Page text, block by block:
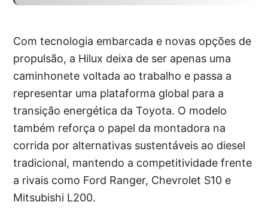
Com tecnologia embarcada e novas opções de
propulsão, a Hilux deixa de ser apenas uma
caminhonete voltada ao trabalho e passa a
representar uma plataforma global para a
transição energética da Toyota. O modelo
também reforça o papel da montadora na
corrida por alternativas sustentáveis ao diesel
tradicional, mantendo a competitividade frente
a rivais como Ford Ranger, Chevrolet S10 e
Mitsubishi L200.